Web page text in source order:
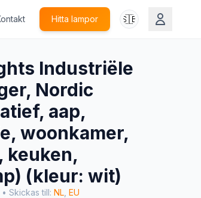
Hitta lampor 🇸🇪
Industriële
Nordic
aap,
woonkamer,
keuken,
(kleur: wit)
• Skickas till: NL EU